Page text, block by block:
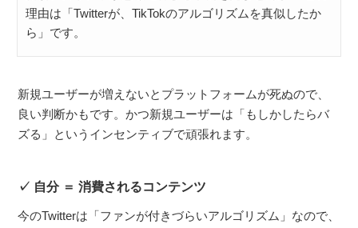
理由は「Twitterが、TikTokのアルゴリズムを真似したか
ら」です。
新規ユーザーが増えないとプラットフォームが死ぬので、
良い判断かもです。かつ新規ユーザーは「もしかしたらバ
ズる」というインセンティブで頑張れます。
自分 ＝ 消費されるコンテンツ
今のTwitterは「ファンが付きづらいアルゴリズム」なので、